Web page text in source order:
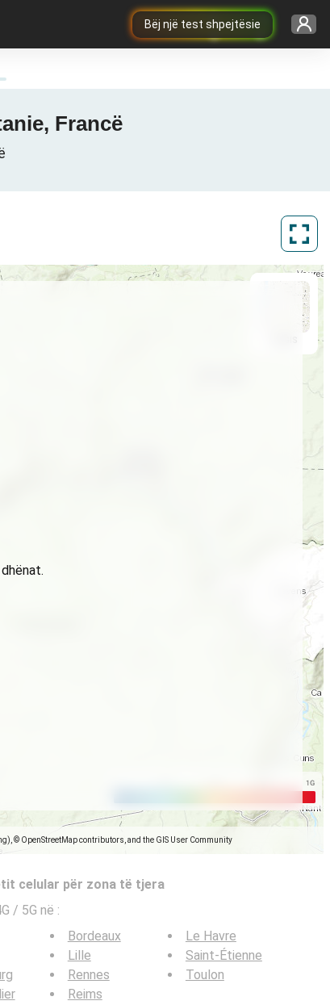
Bëj një test shpejtësie
Francë
© OpenStreetMap contributors, and the GIS User Community
celular për zona të tjera
/ 5G në :
Bordeaux
Lille
Rennes
Reims
Le Havre
Saint-Étienne
Toulon